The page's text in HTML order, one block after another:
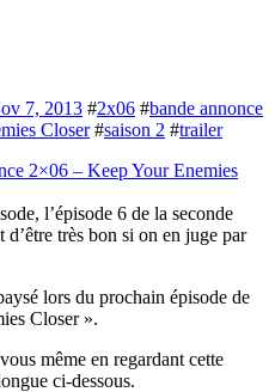
7, 2013 #2x06 #bande annonce
Closer#saison 2 #trailer
l’épisode 6 de la seconde
très bon si on en juge par
lors du prochain épisode de
Closer ».
même en regardant cette
ci-dessous.